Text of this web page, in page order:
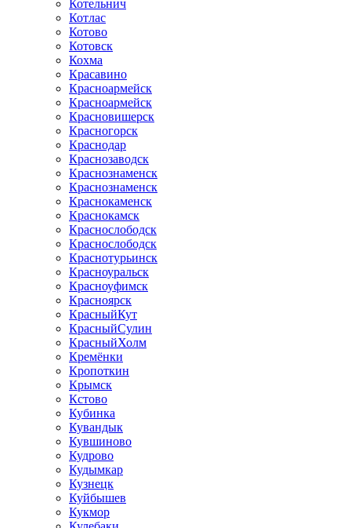
Котельнич
Котлас
Котово
Котовск
Кохма
Красавино
Красноармейск
Красноармейск
Красновишерск
Красногорск
Краснодар
Краснозаводск
Краснознаменск
Краснознаменск
Краснокаменск
Краснокамск
Краснослободск
Краснослободск
Краснотурьинск
Красноуральск
Красноуфимск
Красноярск
КрасныйКут
КрасныйСулин
КрасныйХолм
Кремёнки
Кропоткин
Крымск
Кстово
Кубинка
Кувандык
Кувшиново
Кудрово
Кудымкар
Кузнецк
Куйбышев
Кукмор